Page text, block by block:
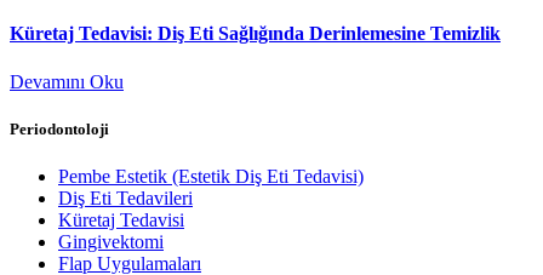
Küretaj Tedavisi: Diş Eti Sağlığında Derinlemesine Temizlik
Devamını Oku
Periodontoloji
Pembe Estetik (Estetik Diş Eti Tedavisi)
Diş Eti Tedavileri
Küretaj Tedavisi
Gingivektomi
Flap Uygulamaları